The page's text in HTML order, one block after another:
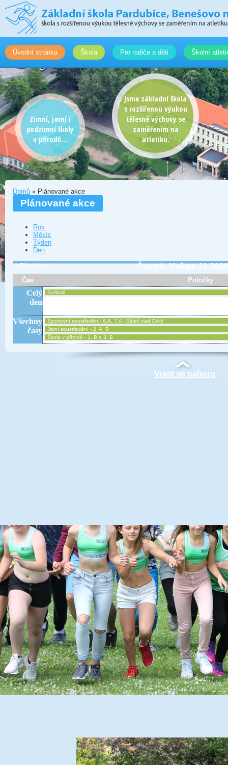
Úvodní stránka Škola Pro rodiče a děti Školní
Zimní, jarní i
podzimní školy
v přírodě...
Jsme základní škola
s rozšířenou výukou
tělesné výchovy se
zaměřením na
atletiku.
Domů » Plánované akce
Plánované akce
Rok
Měsíc
Týden
Den
« Předchozí Čtvrtek, Květen 21 2026
Čas Položky
Celý
den
Softball
Všechny
časy
Sportovní soustředění- 6.A, 7.A - Běleč nad Orlicí
Jarní soustředění - 2. A, B
Škola v přírodě - 1. B a 3. B
Vrátit se nahoru